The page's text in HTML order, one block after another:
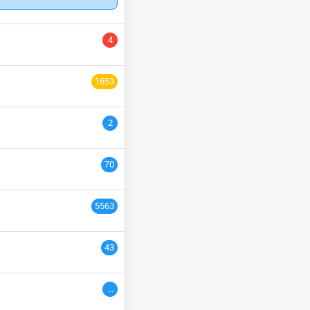
4
1653
السنة
السنة
2
70
5563
PRÉPARATOIRE
43
...
السنة الثانية
années